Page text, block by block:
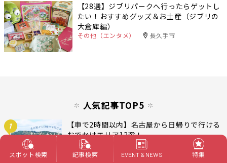
【28選】ジブリパークへ行ったらゲットし
たい！おすすめグッズ＆お土産（ジブリの
大倉庫編）
その他（エンタメ） 長久手市
人気記事TOP5
1
【車で2時間以内】名古屋から日帰りで行ける
おでかけエリア12選！
おでかけ
スポット検索
記事検索 EVENT & NEWS 特集